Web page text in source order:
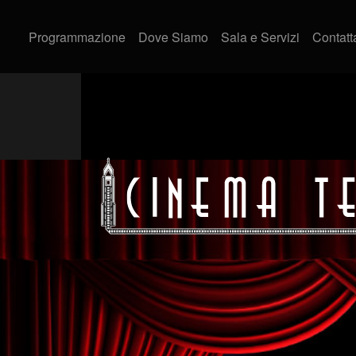
Programmazione Dove Siamo Sala e Servizi